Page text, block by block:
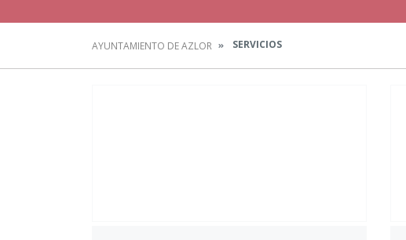
AYUNTAMIENTO DE AZLOR SERVICIOS